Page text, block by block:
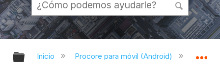
Expandir/contraer jerarquía global
Inicio Procore para móvil (Android)